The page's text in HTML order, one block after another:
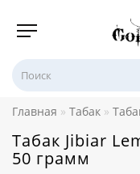
Главная Табак
Табак Jibiar
50 грамм